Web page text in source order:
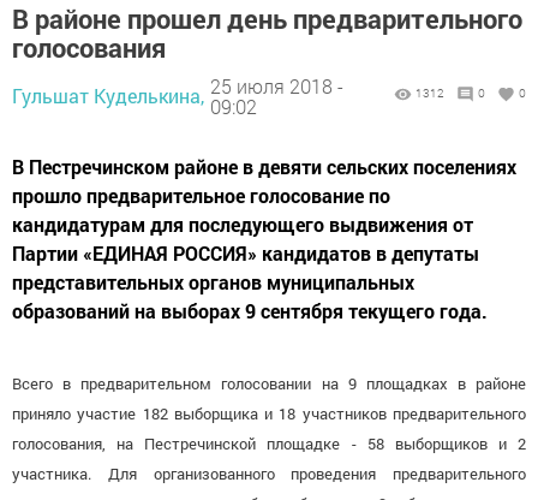
В районе прошел день предварительного
голосования
Гульшат Куделькина, 25 июля 2018 -
09:02
1312 0 0
В Пестречинском районе в девяти сельских поселениях
прошло предварительное голосование по
кандидатурам для последующего выдвижения от
Партии «ЕДИНАЯ РОССИЯ» кандидатов в депутаты
представительных органов муниципальных
образований на выборах 9 сентября текущего года.
Всего в предварительном голосовании на 9 площадках в районе
приняло участие 182 выборщика и 18 участников предварительного
голосования, на Пестречинской площадке - 58 выборщиков и 2
участника. Для организованного проведения предварительного